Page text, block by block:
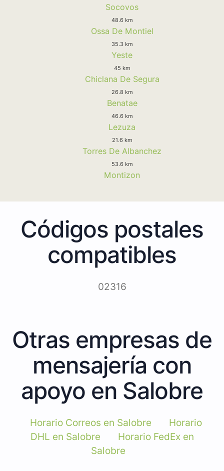
Socovos
48.6 km
Ossa De Montiel
35.3 km
Yeste
45 km
Chiclana De Segura
26.8 km
Benatae
46.6 km
Lezuza
21.6 km
Torres De Albanchez
53.6 km
Montizon
Códigos postales
compatibles
02316
Otras empresas de
mensajería con
apoyo en Salobre
Horario Correos en Salobre
Horario
DHL en Salobre
Horario FedEx en
Salobre